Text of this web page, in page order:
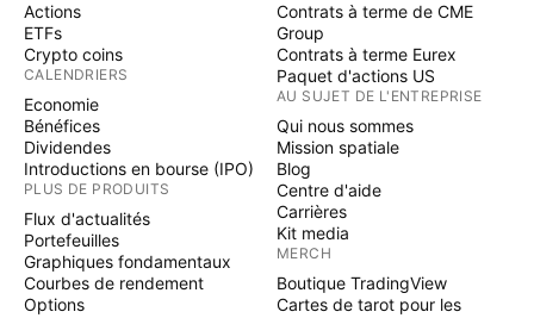
Actions
ETFs
Crypto coins
CALENDRIERS
Economie
Bénéfices
Dividendes
Introductions en bourse (IPO)
PLUS DE PRODUITS
Flux d'actualités
Portefeuilles
Graphiques fondamentaux
Courbes de rendement
Options
Contrats à terme de CME
Group
Contrats à terme Eurex
Paquet d'actions US
AU SUJET DE L'ENTREPRISE
Qui nous sommes
Mission spatiale
Blog
Centre d'aide
Carrières
Kit media
MERCH
Boutique TradingView
Cartes de tarot pour les